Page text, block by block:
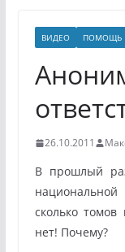
ВИДЕО ПОМОЩЬ
26.10.2011
В прошлый
сколько
нет! Почему?